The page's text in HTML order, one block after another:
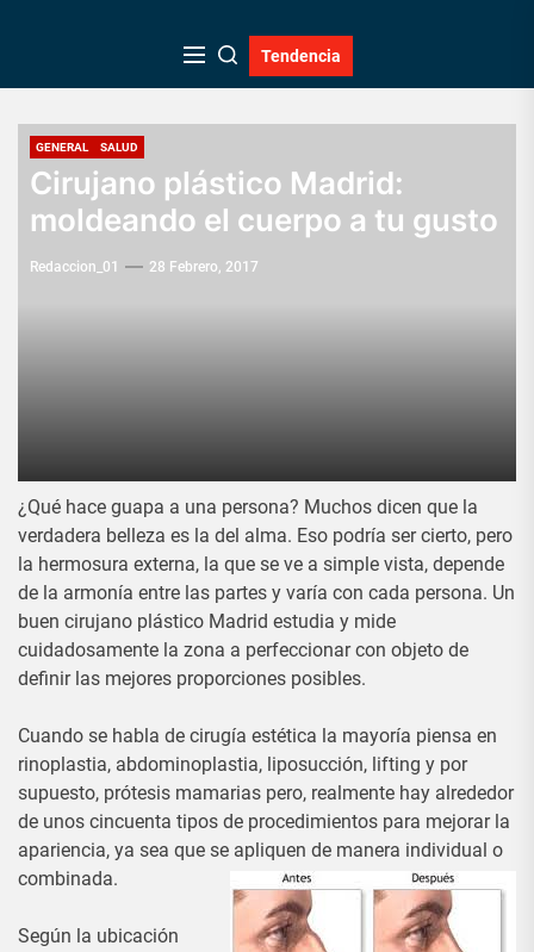
Tendencia
GENERAL SALUD
Cirujano plástico Madrid:
moldeando el cuerpo a tu gusto
Redaccion_01 28 Febrero, 2017
¿Qué hace guapa a una persona? Muchos dicen que la
verdadera belleza es la del alma. Eso podría ser cierto, pero
la hermosura externa, la que se ve a simple vista, depende
de la armonía entre las partes y varía con cada persona. Un
buen cirujano plástico Madrid estudia y mide
cuidadosamente la zona a perfeccionar con objeto de
definir las mejores proporciones posibles.
Cuando se habla de cirugía estética la mayoría piensa en
rinoplastia, abdominoplastia, liposucción, lifting y por
supuesto, prótesis mamarias pero, realmente hay alrededor
de unos cincuenta tipos de procedimientos para mejorar la
apariencia, ya sea que se apliquen de manera individual o
combinada.
Según la ubicación